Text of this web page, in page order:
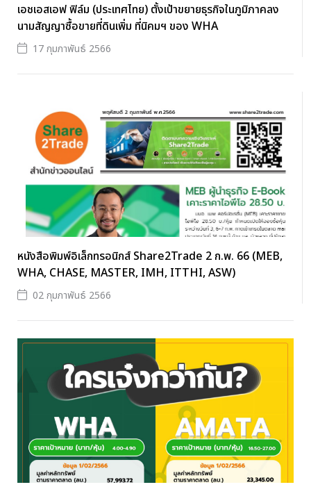
เอชเอสเอฟ ฟิล์ม (ประเทศไทย) ตั้งเป้าขยายธุรกิจในภูมิภาคลง
นามสัญญาซื้อขายที่ดินเพิ่ม ที่นิคมฯ ของ WHA
17 กุมภาพันธ์ 2566
หนังสือพิมพ์อิเล็กทรอนิกส์ Share2Trade 2 ก.พ. 66 (MEB,
WHA, CHASE, MASTER, IMH, ITTHI, ASW)
02 กุมภาพันธ์ 2566